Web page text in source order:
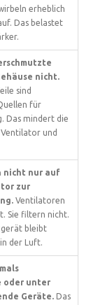
erheblich
Das belastet
nicht.
sind
für
Das mindert die
und
nicht nur auf
zur
Ventilatoren
Sie filtern nicht.
bleibt
der Luft.
oder unter
Geräte. Das